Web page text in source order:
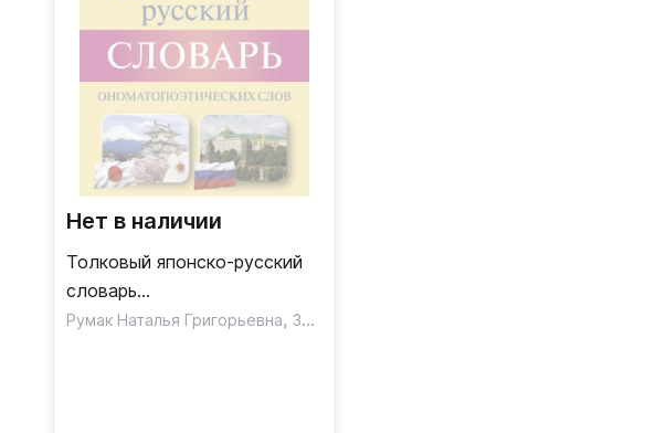
Нет в наличии
Толковый японско-русский
словарь
ономатопоэтических слов
Румак Наталья Григорьевна, Зотова Ольга Павловна